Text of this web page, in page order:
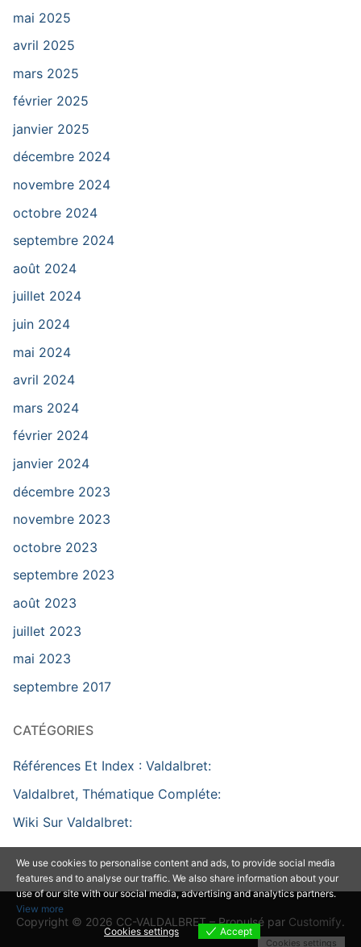
mai 2025
avril 2025
mars 2025
février 2025
janvier 2025
décembre 2024
novembre 2024
octobre 2024
septembre 2024
août 2024
juillet 2024
juin 2024
mai 2024
avril 2024
mars 2024
février 2024
janvier 2024
décembre 2023
novembre 2023
octobre 2023
septembre 2023
août 2023
juillet 2023
mai 2023
septembre 2017
CATÉGORIES
Références Et Index : Valdalbret:
Valdalbret, Thématique Compléte:
Wiki Sur Valdalbret:
Copyright © 2026 CC-VALDALBRET – Propulsé par Customify.
We use cookies to personalise content and ads, to provide social media
features and to analyse our traffic. We also share information about your
use of our site with our social media, advertising and analytics partners.
View more
Cookies settings
Accept
Cookies settings